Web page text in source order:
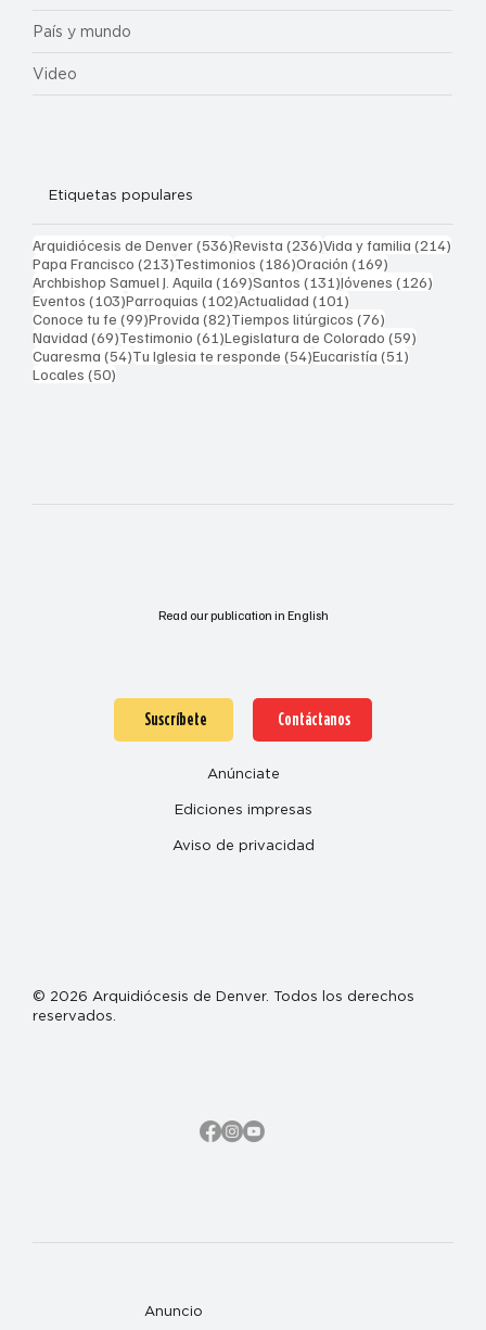
País y mundo
Video
Etiquetas populares
Arquidiócesis de Denver(536)536 entradas
Revista (236)236 entradas
Vida y familia (214)
Papa Francisco (213)213 entradas
Testimonios (186)186 entradas
Oración (169)
Archbishop Samuel J. Aquila (169)169 entradas
Santos (131)131 entradas
Jóvenes (126)
Eventos (103)103 entradas
Parroquias (102)102 entradas
Actualidad (101)
Conoce tu fe (99)99 entradas
Provida (82)82 entradas
Tiempos litúrgicos (76)
Navidad (69)69 entradas
Testimonio (61)61 entradas
Legislatura de Colorado (59)
Cuaresma (54)54 entradas
Tu Iglesia te responde (54)54 entradas
Eucaristía (51)
Locales (50)
Read our publication in English
Anuncio
Suscríbete Contáctanos
Anúnciate
Ediciones impresas
Aviso de privacidad
© 2026 Arquidiócesis de Denver. Todos los derechos
reservados.